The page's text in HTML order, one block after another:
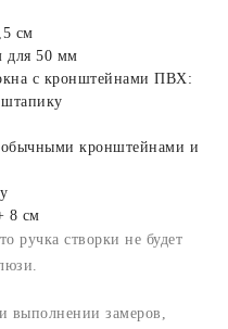
см
для 50 мм
с кронштейнами ПВХ:
обычными кронштейнами и
8 см
ручка створки не будет
выполнении замеров,